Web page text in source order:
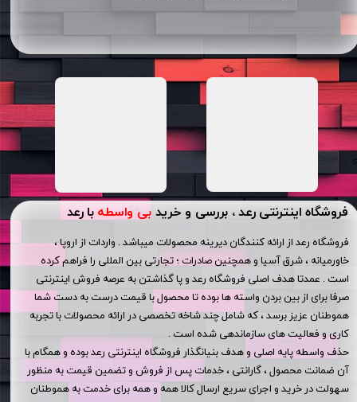
فروشگاه اینترنتی رعد ، بررسی و خرید بی واسطه با رعد
فروشگاه رعد از ارائه کنندگان دیرینه محصولات میباشد . واردات از اروپا ،
خاورمیانه ، شرق آسیا و همچنین صادرات ؛ تجارتی بین المللی را فراهم کرده
است . عمدتا هدف اصلی فروشگاه رعد و پا گذاشتن به عرصه فروش اینترنتی
صرفا برای از بین بردن واسته ها بوده تا محصول با قیمت درست به دست شما
هموطنان عزیز برسد ، که شامل چند شاخه تخصصی در ارائه محصولات با تجربه
کاری و فعالیت های سازماندهی شده است .
حذف واسطه پایه اصلی و هدف بنیانگذار فروشگاه اینترنتی رعد بوده و همگام با
آن ضمانت محصول ، گارانتی ، خدمات پس از فروش و تضمین قیمت به منظور
سهولت در خرید و اجرای سریع ارسال کالا همه و همه برای خدمت به هموطنان